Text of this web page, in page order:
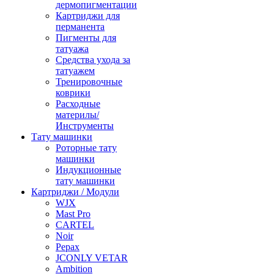
дермопигментации
Картриджи для
перманента
Пигменты для
татуажа
Средства ухода за
татуажем
Тренировочные
коврики
Расходные
материлы/
Инструменты
Тату машинки
Роторные тату
машинки
Индукционные
тату машинки
Картриджи / Модули
WJX
Mast Pro
CARTEL
Noir
Pepax
JCONLY VETAR
Ambition